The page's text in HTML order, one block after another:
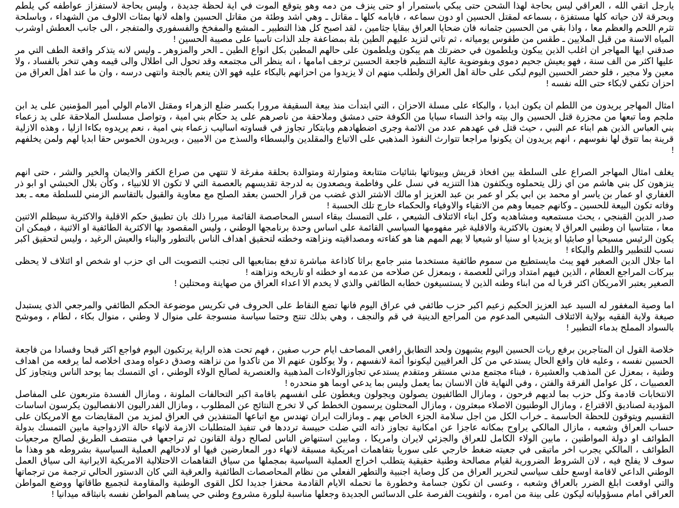
يارجل اتقي الله ، العراقي ليس بحاجة لهذا الشحن حتى يبكي باستمرار او حتى ينزف من دمه وهو يتوقع الموت في اية لحظة جديدة ، وليس بحاجة لاستفزاز عواطفه كي يلطم
وبحرقة لان حياته كلها مستفزة ، بسماعه لمقتل الحسين او دون سماعه ، فايامه كلها ـ مقاتل ـ وهي اشد وطئة من مقاتل الحسين واهله لانها بمئات الالوف من الشهداء ، وباسلحة
تثرم اللحم والعظم معا ، واذا بقي من الحسين جثمانه فان ضحايا العراق ببقايا جثامين ، لقد اصبح كل هذا التطبير ـ المشع والمفخخ والفسفوري والمتفجر ، الى جانب العطش اوشرب
المياه الاسنة من قبل الملايين ـ طقس من طقوس يومياته ، ثم تاتي لتزيد عليهم الطين بلة بمضاعفة جلد الذات تاسيا على مصيبة الحسين !
صدقني ايها المهاجر ان اغلب الذين يبكون ويلطمون في حضرتك هم يبكون ويلطمون على حالهم المطين بكل انواع الطين ـ الحر والمزوهر ـ وليس لانه يتذكر واقعة الطف التي مر
عليها اكثر من الف سنة ، فهو يعيش جحيم دموي وبفوضوية عالية التنظيم فاجعة الحسين ترجف امامها ، انه ينظر الى مجتمعه وقد تحول الى اطلال والى قيمه وهي تنخر بالفساد ، ولا
معين ولا مجير ، فلو حضر الحسين اليوم لبكى على حالة اهل العراق ولطلب منهم ان لا يزيدوا من احزانهم بالبكاء عليه فهو الان ينعم بالجنة وانتهى درسه ، وان ما عند اهل العراق من
احزان تكفي لابكاء حتى الله نفسه !
امثال المهاجر يريدون من اللطم ان يكون ابديا ، والبكاء على مسلة الاحزان ، التي ابتدأت منذ بيعة السقيفة مرورا بكسر ضلع الزهراء ومقتل الامام الولي أمير المؤمنين على يد ابن
ملجم وما تبعها من مجزرة قتل الحسين وال بيته واخذ النساء سبايا من الكوفة حتى دمشق وملاحقة من ناصرهم على يد حكام بني امية ، وتواصل مسلسل الملاحقة على يد زعماء
بني العباس الذين هم ابناء عم النبي ، حيث قتل في عهدهم عدد من الائمة وجرى اضطهادهم وبابتكار تجاوز في قساوته اساليب زعماء بني امية ، نعم يريدوه بكاءا ازليا ، وهذه الازلية
قرينة بما تتوق لها نفوسهم ، انهم يريدون ان يكونوا مراجعا تتوارث النفوذ المذهبي على الاتباع والمقلدين والبسطاء والسذج من الاميين ، ويريدون الخموس حقا ابديا لهم ولمن يخلفهم
!
يغلف امثال المهاجر الصراع على السلطة بين افخاذ قريش وبيوتاتها بثنائيات متتابعة ومتوارثة ومتوالدة بحلقة مفرغة لا تنتهي من صراع الكفر والايمان والخير والشر ، حتى انهم
ينزهون كل بني هاشم من اي زلل يتحملوه ويكثفون هذا التنزيه في نسل علي وفاطمة ويصعدون به لدرجة تقديسهم بالعصمة التي لا تكون الا للانبياء ، وكأن بلال الحبشي او ابو ذر
الغفاري او عمار بن ياسر او محمد بن ابي بكر او عمر بن عبد العزيز او مالك الاشتر الذي غضب من قرار الحسن بعقد الصلح مع معاوية والقبول بالتقاسم الزمني للسلطة معه ـ بعد
وفاته تكون البيعة للحسين ـ وكانهم جميعا وهم من الاتقياء والاوفياء والحكماء خارج تلك الحسبة !
صدر الدين القبنجي ، يحث مستمعيه ومشاهديه وكل ابناء الائتلاف الشيعي ، على التمسك ببقاء اسس المحاصصة القائمة مبررا ذلك بان تطبيق حكم الاقلية والاكثرية سيظلم الاثنين
معا ، متناسيا ان وطنيي العراق لا يعنون بالاكثرية والاقلية غير مفهومها السياسي القائمة على اساس وحدة برنامجها الوطني ، وليس المقصود بها الاكثرية الطائفية او الاثنية ، فيمكن ان
يكون الرئيس مسيحيا او صابئيا او يزيديا او سنيا او شيعيا لا يهم المهم هنا هو كفاءته ومصداقيته ونزاهته وخطته لتحقيق اهداف الناس بالتطور والبناء والعيش الرغيد ، وليس لتحقيق اكبر
نسب للتطبير واللطم والبكاء !
اما جلال الدين الصغير فهو يبث مايستطيع من سموم طائفية مستخدما منبر جامع براثا كاذاعة مباشرة تدفع بمتابعيها الى تجنب التصويت الى اي حزب او شخص او ائتلاف لا يحظى
ببركات المراجع العظام ، الذين فيهم امتداد وراثي للعصمة ، وبمعزل عن صلاحه من عدمه او خطته او تاريخه ونزاهته !
الصغير يعتبر الامريكان اكثر قربا له من ابناء وطنه الذين لا يستسيغون خطابه الطائفي والذي لا يخدم الا اعداء العراق من صهاينة ومحتلين !
اما وصية المغفور له السيد عبد العزيز الحكيم زعيم اكبر حزب طائفي في عراق اليوم فانها تضع النقاط على الحروف في تكريس موضوعة الحكم الطائفي والمرجعي الذي يستبدل
صيغة ولاية الفقيه بولاية الائتلاف الشيعي المدعوم من المراجع الدينية في قم والنجف ، وهي بذلك تنتج وحتما سياسة منسوجة على منوال لا وطني ، منوال بكاء ، لطام ، وموشح
بالسواد المملح بدماء التطبير !
خلاصة القول ان المتاجرين برفع ريات الحسين اليوم يشبهون ولحد التطابق رافعي المصاحف ايام حرب صفين ، فهم تحت هذه الراية يرتكبون اليوم فواجع اكثر قبحا وفسادا من فاجعة
الحسين نفسه ، وعليه فان واقع الحال يستدعي من كل العراقيين ليكونوا أئمة لانفسهم ، ولا يوكلون عنهم الا من تاكدوا من نزاهته وصدق دعواه ومدى اخلاصه لما يرفعه من اهداف
وطنية ، بمعزل عن المذهب والعشيرة ، فبناء مجتمع مدني مستقر ومتقدم يستدعي تجاوزالولاءات المذهبية والعنصرية لصالح الولاء الوطني ، اي التمسك بما يوحد الناس ويتجاوز كل
العصبيات ، كل عوامل الفرقة والفتن ، وفي النهاية فان الانسان بما يعمل وليس بما يدعي اوبما هو منحدره !
الانتخابات قادمة وكل حزب بما لديهم فرحون ، ومازال الطائفيون يصولون ويجولون ويغطون على انفسهم باقامة اكبر التحالفات الملونة ، ومازال الفسدة متربعون على المفاصل
المؤدية لصناديق الاقتراع ، ومازال الوطنيون الاصلاء مبعثرون ، ومازال المحتلون يرسمون الخطط كي لا تخرج النتائج عن المطلوب ، ومازال الفدراليون الانفصاليون يكرسون اساسات
التقسيم ويتوقون للحظة الحاسمة ـ خراب الكل من اجل سلامة الجزء الخاص بهم ـ ومازالت ايران تهندس مع اتباعها المتنفذين في العراق لمزيد من المقايضات مع الامريكان على
حساب العراق وشعبه ، مازال المالكي يراوح بمكانه عاجزا عن امكانية تجاوز ذاته التي ضلت حبيسة ترددها في تنفيذ المتطلبات الازمة لانهاء حالة الازدواجية مابين التمسك بدولة
الطوائف او دولة المواطنين ، مابين الولاء الكامل للعراق والجزئي لايران وامريكا ، ومابين استنهاض الناس لصالح دولة القانون ثم تراجعها في منتصف الطريق لصالح مرجعيات
الطوائف ، المالكي يجرب اخر ماتبقى في جعبته ضغط خارجي على سوريا بتفاهمات امريكية مسبقة لانهاء دور المعارضين فيها او لادخالهم العملية السياسية بشروطه هو وهذا ما
سوف لا يفلح فيه ، لان الشروط الضرورية لقيام مصالحة وطنية حقيقية يتطلب اخراج العملية السياسية بمجملها من سياق التفاهمات الاحتلالية الامريكية الايرانية الى سياق العمل
الوطني الداعي لاقامة اوسع حلف سياسي لتحرير العراق من كل وصاية اجنبية والتطهر الفعلي من نظام المحاصصات الطائفية والعرقية التي كان الدستور الحالي ترجمة من ترجماتها
والتي اوقعت ابلغ الضرر بالعراق وشعبه ، وعسى ان تكون جسامة وخطورة ما تحمله الايام القادمة محفزا جديدا لكل القوى الوطنية والمقاومة لتجميع طاقاتها ووضع المواطن
العراقي امام مسؤولياته ليكون على بينة من امره ، ولتفويت الفرصة على الدسائس الجديدة وجعلها مناسبة لبلورة مشروع وطني حي يساهم المواطن نفسه بانبثاقه ميدانيا !